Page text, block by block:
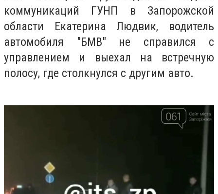
коммуникаций ГУНП в Запорожской
области Екатерина Людвик, водитель
автомобиля "БМВ" не справился с
управлением и выехал на встречную
полосу, где столкнулся с другим авто.